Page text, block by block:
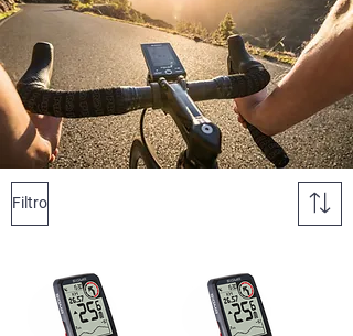
Filtro